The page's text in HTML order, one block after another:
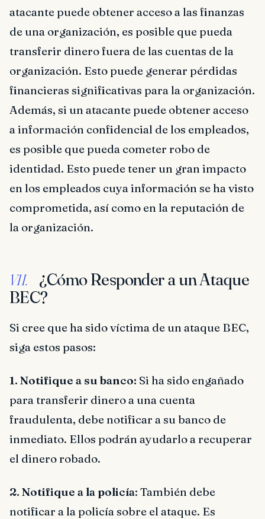
atacante puede obtener acceso a las finanzas
de una organización, es posible que pueda
transferir dinero fuera de las cuentas de la
organización. Esto puede generar pérdidas
financieras significativas para la organización.
Además, si un atacante puede obtener acceso
a información confidencial de los empleados,
es posible que pueda cometer robo de
identidad. Esto puede tener un gran impacto
en los empleados cuya información se ha visto
comprometida, así como en la reputación de
la organización.
VII.
¿Cómo Responder a un Ataque
BEC?
Si cree que ha sido víctima de un ataque BEC,
siga estos pasos:
1. Notifique a su banco: Si ha sido engañado
para transferir dinero a una cuenta
fraudulenta, debe notificar a su banco de
inmediato. Ellos podrán ayudarlo a recuperar
el dinero robado.
2. Notifique a la policía: También debe
notificar a la policía sobre el ataque. Es